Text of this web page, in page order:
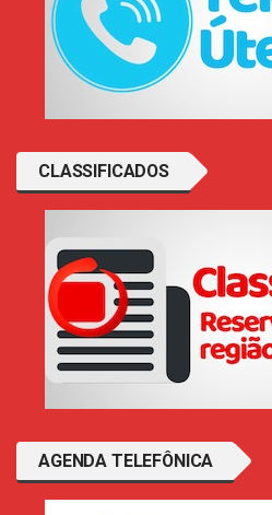
CLASSIFICADOS
AGENDA TELEFÔNICA